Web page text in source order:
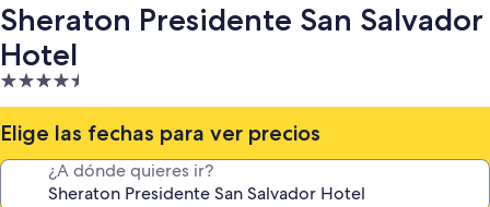
Sheraton Presidente San Salvador
Hotel
Propiedad
de
4.5
estrellas
Elige las fechas para ver precios
¿A dónde quieres ir?